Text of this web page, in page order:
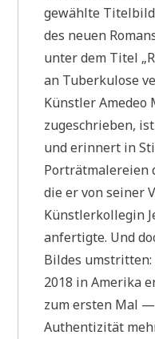
gewählte
des neuen
unter dem Titel
an Tuberkulose
Künstler Amedeo
zugeschrieben,
und erinnert in
Porträtmalereien
die er von seiner
Künstlerkollegin
anfertigte. Und
Bildes umstritten:
2018 in Amerika
zum ersten Mal
Authentizität